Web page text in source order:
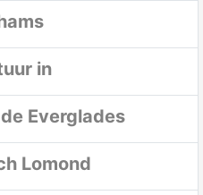
in
Everglades
Lomond